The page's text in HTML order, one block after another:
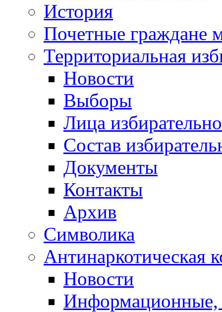
История
Почетные граждане
Территориальная
Новости
Выборы
Лица
Состав
Документы
Контакты
Архив
Символика
Антинаркотическая
Новости
Информационные,